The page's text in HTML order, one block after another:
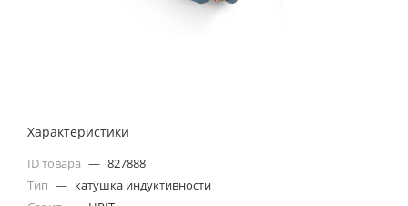
Характеристики
ID товара — 827888
Тип — катушка индуктивности